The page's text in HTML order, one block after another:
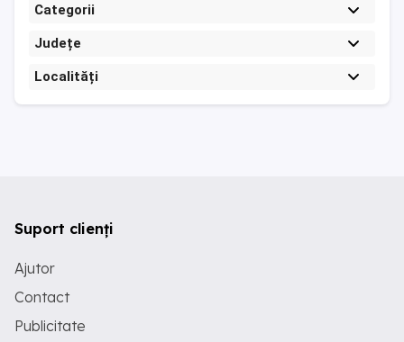
Categorii
Județe
Localități
Suport clienți
Ajutor
Contact
Publicitate